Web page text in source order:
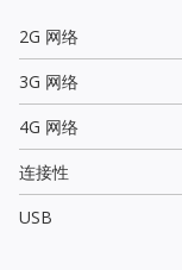
2G 网络
3G 网络
4G 网络
连接性
USB